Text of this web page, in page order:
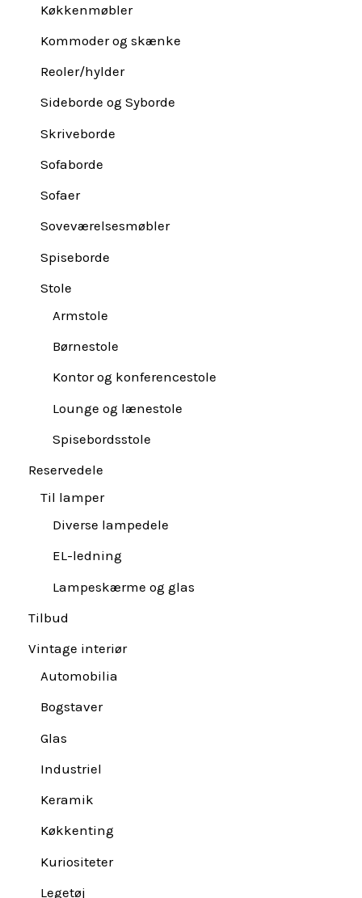
Køkkenmøbler
Kommoder og skænke
Reoler/hylder
Sideborde og Syborde
Skriveborde
Sofaborde
Sofaer
Soveværelsesmøbler
Spiseborde
Stole
Armstole
Børnestole
Kontor og konferencestole
Lounge og lænestole
Spisebordsstole
Reservedele
Til lamper
Diverse lampedele
EL-ledning
Lampeskærme og glas
Tilbud
Vintage interiør
Automobilia
Bogstaver
Glas
Industriel
Keramik
Køkkenting
Kuriositeter
Legetøj